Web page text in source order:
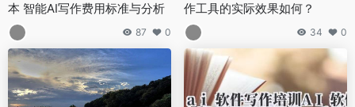
本 智能AI写作费用标准与分析
87 0
作工具的实际效果如何？
34 0